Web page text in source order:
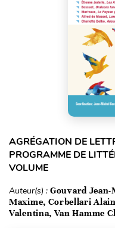
AGRÉGATION DE
PROGRAMME DE
VOLUME
Auteur(s) : Gouvard
Maxime, Corbellari
Valentina, Van Hamme